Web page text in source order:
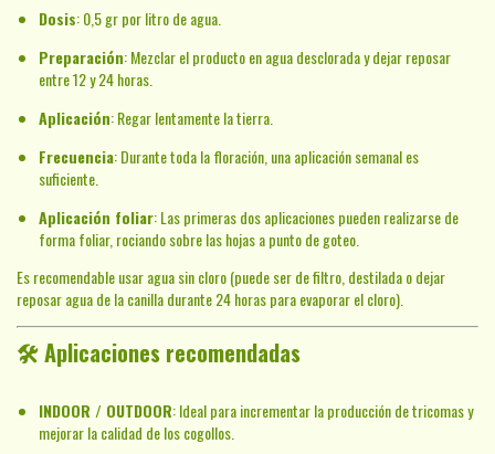
Dosis: 0,5 gr por litro de agua.
Preparación: Mezclar el producto en agua desclorada y dejar reposar
entre 12 y 24 horas.
Aplicación: Regar lentamente la tierra.
Frecuencia: Durante toda la floración, una aplicación semanal es
suficiente.
Aplicación foliar: Las primeras dos aplicaciones pueden realizarse de
forma foliar, rociando sobre las hojas a punto de goteo.
Es recomendable usar agua sin cloro (puede ser de filtro, destilada o dejar
reposar agua de la canilla durante 24 horas para evaporar el cloro).
🛠️Aplicaciones recomendadas
INDOOR / OUTDOOR: Ideal para incrementar la producción de tricomas y
mejorar la calidad de los cogollos.